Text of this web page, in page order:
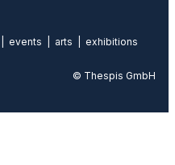
events | arts | exhibitions
© Thespis GmbH